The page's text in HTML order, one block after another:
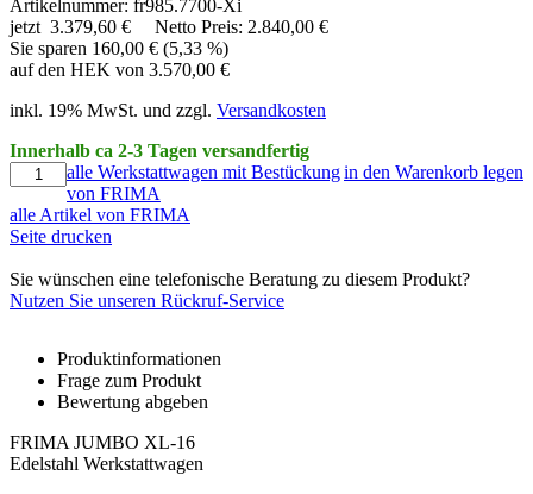
Artikelnummer: fr985.7700-Xi
jetzt 3.379,60 €
Netto Preis: 2.840,00 €
Sie sparen 160,00 € (5,33 %)
auf den HEK von 3.570,00 €
inkl. 19% MwSt. und zzgl. Versandkosten
Innerhalb ca 2-3 Tagen versandfertig
in den Warenkorb legen
alle Werkstattwagen mit Bestückung
von FRIMA
alle Artikel von FRIMA
Seite drucken
Sie wünschen eine telefonische Beratung zu diesem Produkt?
Nutzen Sie unseren Rückruf-Service
Produktinformationen
Frage zum Produkt
Bewertung abgeben
FRIMA JUMBO XL-16
Edelstahl Werkstattwagen